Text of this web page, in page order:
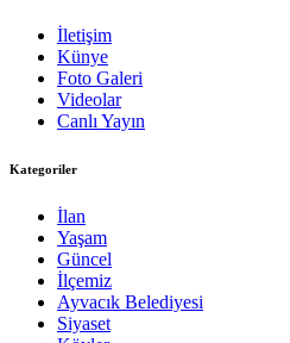
İletişim
Künye
Foto Galeri
Videolar
Canlı Yayın
Kategoriler
İlan
Yaşam
Güncel
İlçemiz
Ayvacık Belediyesi
Siyaset